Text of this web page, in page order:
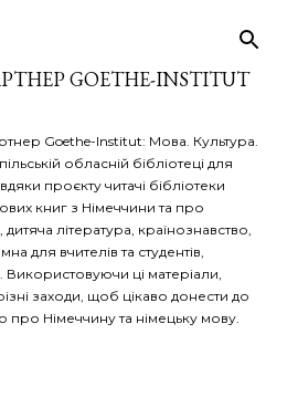
GOETHE-INSTITUT
Goethe-Institut: Мова. Культура.
обласній бібліотеці для
проєкту читачі бібліотеки
книг з Німеччини та про
література, країнознавство,
для вчителів та студентів,
Використовуючи ці матеріали,
заходи, щоб цікаво донести до
про Німеччину та німецьку мову.